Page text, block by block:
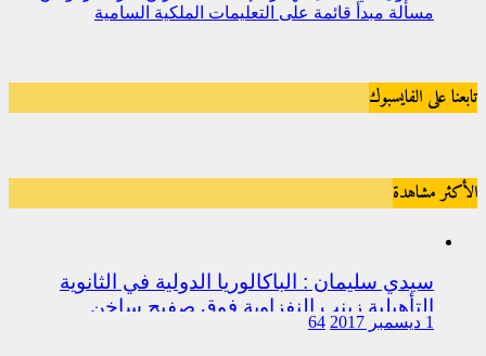
مسألة مبدأ قائمة على التعليمات الملكية السامية
تابعنا على الفايسبوك
الأكثر مشاهدة
سيدي سليمان : الباكالوريا الدولية في الثانوية
التأهيلية زينب النفزاوية فوق صفيح ساخن
1 ديسمبر 2017 64